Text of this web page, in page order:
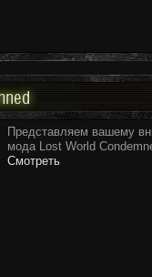
Представляем вашему
мода Lost World
Смотреть